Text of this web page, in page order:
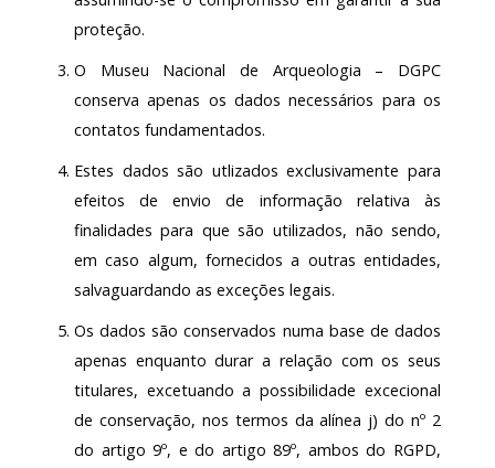
proteção.
O Museu Nacional de Arqueologia – DGPC
conserva apenas os dados necessários para os
contatos fundamentados.
Estes dados são utlizados exclusivamente para
efeitos de envio de informação relativa às
finalidades para que são utilizados, não sendo,
em caso algum, fornecidos a outras entidades,
salvaguardando as exceções legais.
Os dados são conservados numa base de dados
apenas enquanto durar a relação com os seus
titulares, excetuando a possibilidade excecional
de conservação, nos termos da alínea j) do nº 2
do artigo 9º, e do artigo 89º, ambos do RGPD,